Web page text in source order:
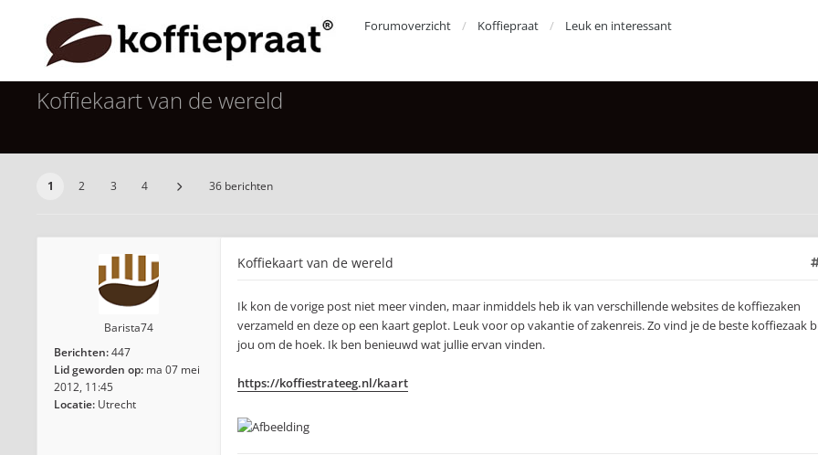
Forumoverzicht Koffiepraat Leuk en interessant
Koffiekaart van de wereld
1 2 3 4 36 berichten
Barista74
Berichten:447
Lid geworden op: ma 07 mei
2012, 11:45
Locatie: Utrecht
Koffiekaart van de wereld
Ik kon de vorige post niet meer vinden, maar inmiddels heb ik van verschillende websites de koffiezaken
verzameld en deze op een kaart geplot. Leuk voor op vakantie of zakenreis. Zo vind je de beste koffiezaak
jou om de hoek. Ik ben benieuwd wat jullie ervan vinden.
https://koffiestrateeg.nl/kaart